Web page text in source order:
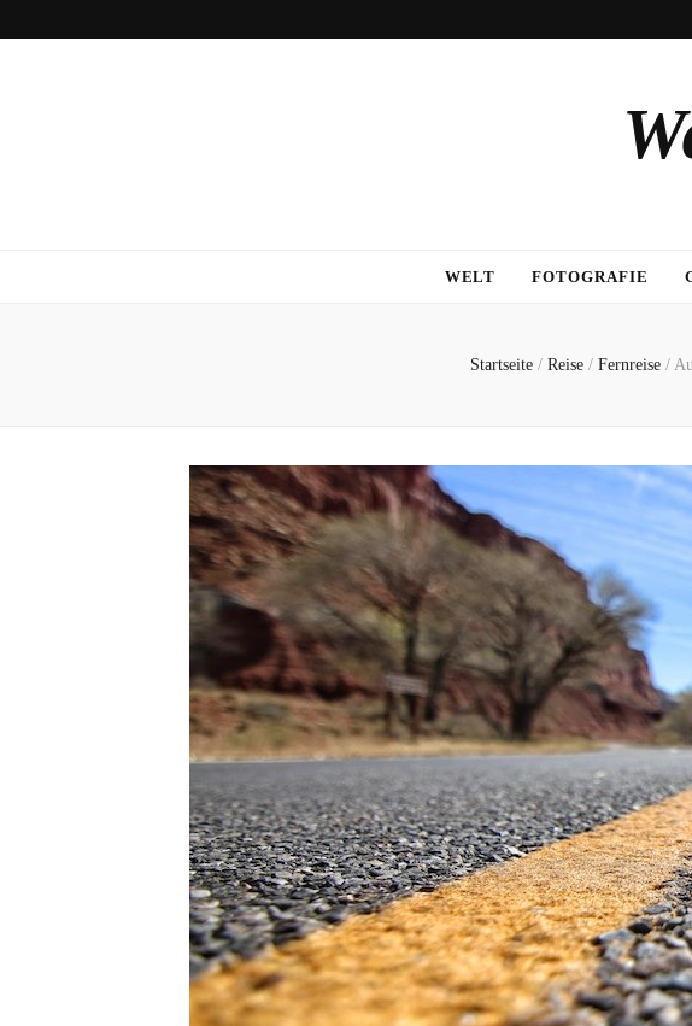
WELT FOTOGRAFIE
Startseite / Reise / Fernreise /